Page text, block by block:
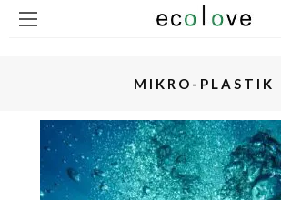
MIKRO-PLASTIK